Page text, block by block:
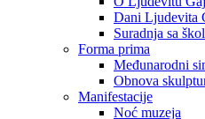
Dani Ljudevita
Suradnja sa
Forma prima
Međunarodni
Obnova
Manifestacije
Noć muzeja